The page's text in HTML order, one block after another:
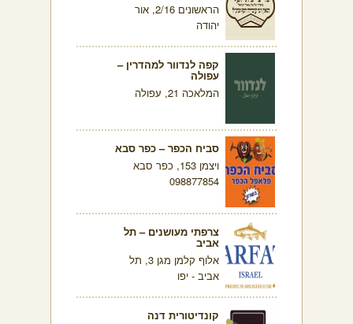
הראשונים 2/16, אור
יהודה
קפה לנדוור למהדרין –
עפולה
המלאכה 21, עפולה
סביח הכפר – כפר סבא
ויצמן 153, כפר סבא
098877854
צרפתי מעושנים – תל
אביב
אלוף קלמן מגן 3, תל
אביב - יפו
קונדיטורית דנה